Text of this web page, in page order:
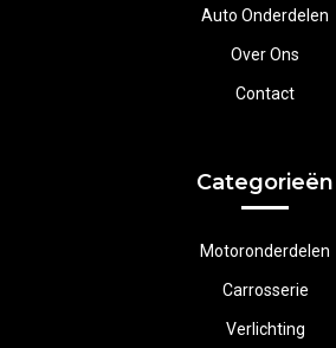
Auto Onderdelen
Over Ons
Contact
Categorieën
Motoronderdelen
Carrosserie
Verlichting